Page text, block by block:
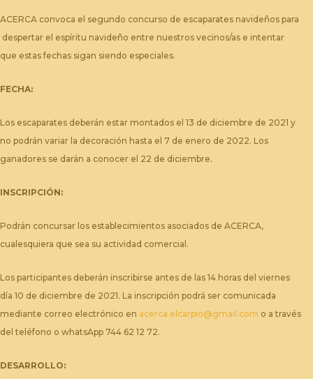
ACERCA convoca el segundo concurso de escaparates navideños para
despertar el espíritu navideño entre nuestros vecinos/as e intentar
que estas fechas sigan siendo especiales.
FECHA:
Los escaparates deberán estar montados el 13 de diciembre de 2021 y
no podrán variar la decoración hasta el 7 de enero de 2022. Los
ganadores se darán a conocer el 22 de diciembre.
INSCRIPCIÓN:
Podrán concursar los establecimientos asociados de ACERCA,
cualesquiera que sea su actividad comercial.
Los participantes deberán inscribirse antes de las 14 horas del viernes
día 10 de diciembre de 2021. La inscripción podrá ser comunicada
mediante correo electrónico en acerca.elcarpio@gmail.com o a través
del teléfono o whatsApp 744 62 12 72.
DESARROLLO: